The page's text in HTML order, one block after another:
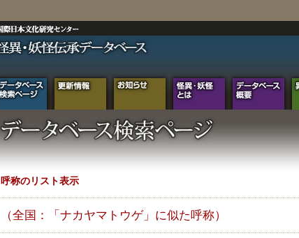
呼称のリスト表示
（全国：「ナカヤマトウゲ」に似た呼称）